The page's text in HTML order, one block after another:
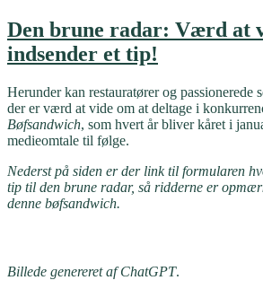
Den brune radar: Værd at
indsender et tip!
Herunder kan restauratører og passionerede
der er værd at vide om at deltage i
Bøfsandwich, som hvert år bliver kåret i
medieomtale til følge.
Nederst på siden er der link til formularen
tip til den brune radar, så ridderne er
denne bøfsandwich.
Billede genereret af ChatGPT.